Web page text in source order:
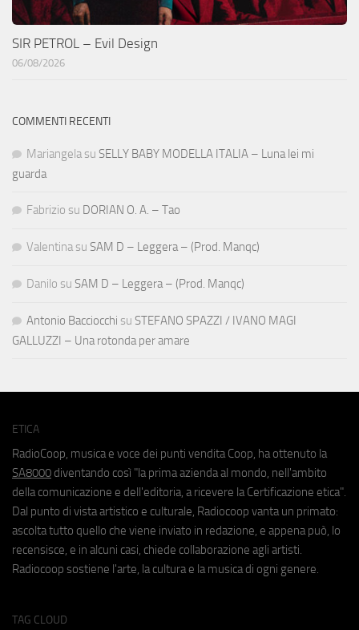
SIR PETROL – Evil Design
06/08/2026
COMMENTI RECENTI
Mariangela su SELLY BABY MODELLA ITALIA – Luna lei mi
guarda
Fabrizio su DORIAN O. A. – Tao
Valentina su SAM D – Leggera – (Prod. Manqc)
Danilo su SAM D – Leggera – (Prod. Manqc)
Antonio Bacciocchi su STEFANO SPAZZI / IVANO MAGI
GALLUZZI – Una rotonda per amare
ETICA
RadioCoop, musica e voce dei punti vendita Coop, ha ottenuto la
SA8000 diventando così "la prima azienda al mondo, nell'ambito
della comunicazione e dell'editoria, a ricevere la Certificazione etica".
Dal punto di vista artistico e culturale, Radiocoop vanta un primato:
ascolta tutto quello che viene inviato in redazione, e appena può, lo
recensisce, e in alcuni casi, chiede collaborazione agli artisti.
Radiocoop sostiene l'arte, la cultura e la musica di ogni genere.
TAG CLOUD